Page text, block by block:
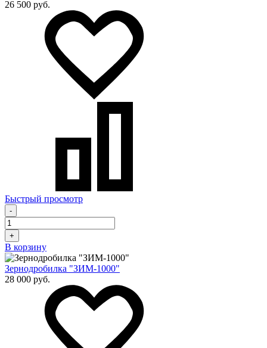
26 500 руб.
Быстрый просмотр
-
+
В корзину
Зернодробилка "ЗИМ-1000"
28 000 руб.